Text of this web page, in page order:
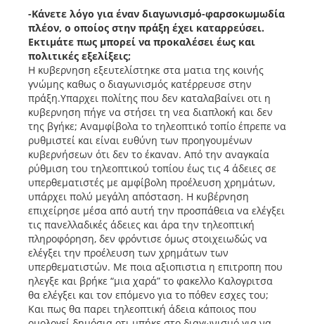
-Κάνετε λόγο για έναν διαγωνισμό-φαρσοκωμωδία
πλέον, ο οποίος στην πράξη έχει καταρρεύσει.
Εκτιμάτε πως μπορεί να προκαλέσει έως και
πολιτικές εξελίξεις;
Η κυβερνηση εξευτελίστηκε στα ματια της κοινής
γνώμης καθως ο διαγωνισμός κατέρρευσε στην
πράξη.Υπαρχει πολίτης που δεν καταλαβαίνει οτι η
κυβερνηση πήγε να στήσει τη νεα διαπλοκή και δεν
της βγήκε; Αναμφίβολα το τηλεοπτικό τοπίο έπρεπε να
ρυθμιστεί και είναι ευθύνη των προηγουμένων
κυβερνήσεων ότι δεν το έκαναν. Από την αναγκαία
ρύθμιση του τηλεοπτικού τοπίου έως τις 4 άδειες σε
υπερθεματιστές με αμφίβολη προέλευση χρημάτων,
υπάρχει πολύ μεγάλη απόσταση. Η κυβέρνηση
επιχείρησε μέσα από αυτή την προσπάθεια να ελέγξει
τις πανελλαδικές άδειες και άρα την τηλεοπτική
πληροφόρηση, δεν φρόντισε όμως στοιχειωδώς να
ελέγξει την προέλευση των χρημάτων των
υπερθεματιστών. Με ποια αξιοπιστια η επιτροπη που
ηλεγξε και βρήκε “μια χαρά” το φακελλο Καλογριτσα
θα ελέγξει και τον επόμενο για το πόθεν εσχες του;
Και πως θα παρει τηλεοπτική άδεια κάποιος που